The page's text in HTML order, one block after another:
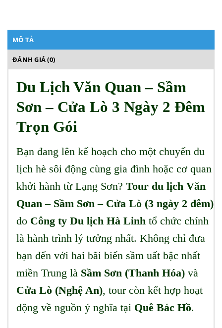
MÔ TẢ
ĐÁNH GIÁ (0)
Du Lịch Văn Quan – Sầm
Sơn – Cửa Lò 3 Ngày 2 Đêm
Trọn Gói
Bạn đang lên kế hoạch cho một chuyến du
lịch hè sôi động cùng gia đình hoặc cơ quan
khởi hành từ Lạng Sơn? Tour du lịch Văn
Quan – Sầm Sơn – Cửa Lò (3 ngày 2 đêm)
do Công ty Du lịch Hà Linh tổ chức chính
là hành trình lý tưởng nhất. Không chỉ đưa
bạn đến với hai bãi biển sầm uất bậc nhất
miền Trung là Sầm Sơn (Thanh Hóa) và
Cửa Lò (Nghệ An), tour còn kết hợp hoạt
động về nguồn ý nghĩa tại Quê Bác Hồ.